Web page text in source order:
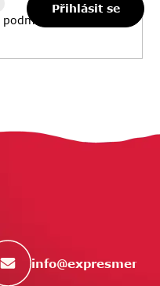
podmínkami ochrany
Přihlásit se
info@